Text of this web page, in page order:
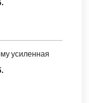
усиленная